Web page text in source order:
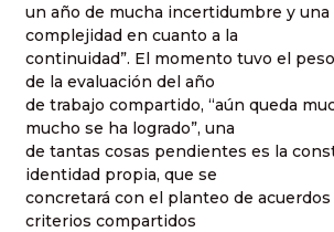
un año de mucha incertidumbre y una
complejidad en cuanto a la
continuidad”. El momento tuvo el
de la evaluación del año
de trabajo compartido, “aún queda
mucho se ha logrado”, una
de tantas cosas pendientes es la
identidad propia, que se
concretará con el planteo de
criterios compartidos